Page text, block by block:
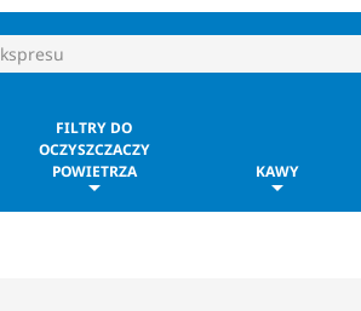
FILTRY DO
OCZYSZCZACZY
POWIETRZA
KAWY